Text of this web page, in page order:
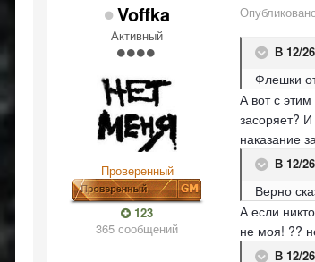
Voffka
Активный
Проверенный
123
365 сообщений
В 12/
Флешки
А вот с
засоряет?
наказание
В 12/
Верно
А если
не моя! ??
В 12/